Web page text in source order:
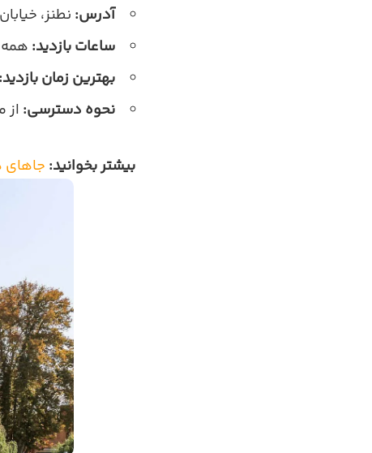
آدرس: نطنز،
ساعات بازدید: همه
بهترین زمان بازدید:
نحوه دسترسی: از
بیشتر بخوانید: جاهای